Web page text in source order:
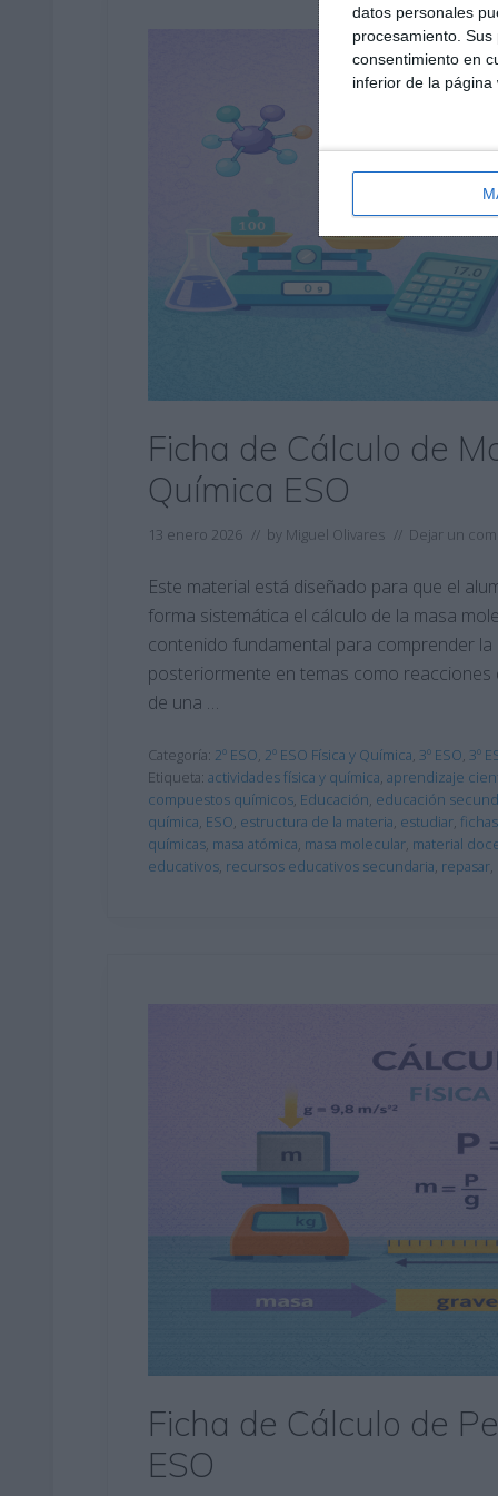
datos personales
procesamiento.
consentimiento en
inferior de la página
Ficha de Cálculo de
Química ESO
13 enero 2026 // by Miguel Olivares // Dejar un
Este material está diseñado para que el
forma sistemática el cálculo de la masa
contenido fundamental para comprender
posteriormente en temas como reacciones
de una …
Categoría: 2º ESO, 2º ESO Física y Química, 3º ESO, 3º
Etiqueta: actividades física y química, aprendizaje
compuestos químicos, Educación, educación
química, ESO, estructura de la materia, estudiar,
químicas, masa atómica, masa molecular, material
educativos, recursos educativos secundaria, repasar,
Ficha de Cálculo de
ESO